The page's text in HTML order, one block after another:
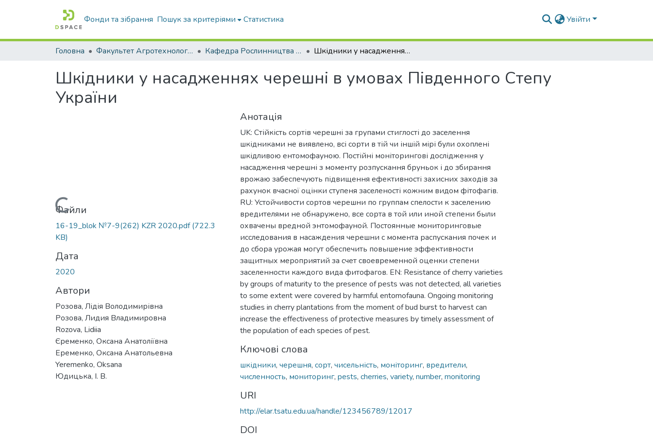
Фонди та зібрання Пошук за критеріями Статистика Увійти
Головна Факультет Агротехнологій та екології Кафедра Рослинництва та садівництва ім. професора В.В. Калитки Шкідники у насадженнях черешні в умовах Південного Степу України
Шкідники у насадженнях черешні в умовах Південного Степу
України
Вантажиться...
Файли
16-19_blok №7-9(262) KZR 2020.pdf(722.3
KB)
Дата
2020
Автори
Розова, Лідія Володимирівна
Розова, Лидия Владимировна
Rozova, Lidiia
Єременко, Оксана Анатоліївна
Еременко, Оксана Анатольевна
Yeremenko, Oksana
Юдицька, І. В.
Анотація
UK: Стійкість сортів черешні за групами стиглості до заселення
шкідниками не виявлено, всі сорти в тій чи іншій мірі були охоплені
шкідливою ентомофауною. Постійні моніторингові дослідження у
насадження черешні з моменту розпускання бруньок і до збирання
врожаю забеспечують підвищення ефективності захисних заходів за
рахунок вчасної оцінки ступеня заселеності кожним видом фітофагів.
RU: Устойчивости сортов черешни по группам спелости к заселению
вредителями не обнаружено, все сорта в той или иной степени были
охвачены вредной энтомофауной. Постоянные мониторинговые
исследования в насаждения черешни с момента распускания почек и
до сбора урожая могут обеспечить повышение эффективности
защитных мероприятий за счет своевременной оценки степени
заселенности каждого вида фитофагов. EN: Resistance of cherry varieties
by groups of maturity to the presence of pests was not detected, all varieties
to some extent were covered by harmful entomofauna. Ongoing monitoring
studies in cherry plantations from the moment of bud burst to harvest can
increase the effectiveness of protective measures by timely assessment of
the population of each species of pest.
Ключові слова
шкідники, черешня, сорт, чисельність, моніторинг, вредители,
численность, мониторинг, pests, cherries, variety, number, monitoring
URI
http://elar.tsatu.edu.ua/handle/123456789/12017
DOI